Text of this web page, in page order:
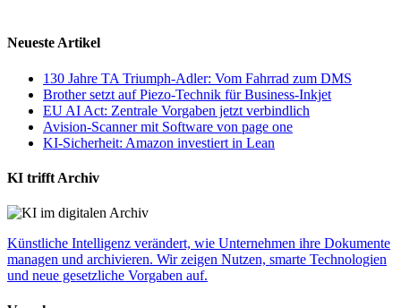
Neueste Artikel
130 Jahre TA Triumph-Adler: Vom Fahrrad zum DMS
Brother setzt auf Piezo-Technik für Business-Inkjet
EU AI Act: Zentrale Vorgaben jetzt verbindlich
Avision-Scanner mit Software von page one
KI-Sicherheit: Amazon investiert in Lean
KI trifft Archiv
Künstliche Intelligenz verändert, wie Unternehmen ihre Dokumente
managen und archivieren. Wir zeigen Nutzen, smarte Technologien
und neue gesetzliche Vorgaben auf.